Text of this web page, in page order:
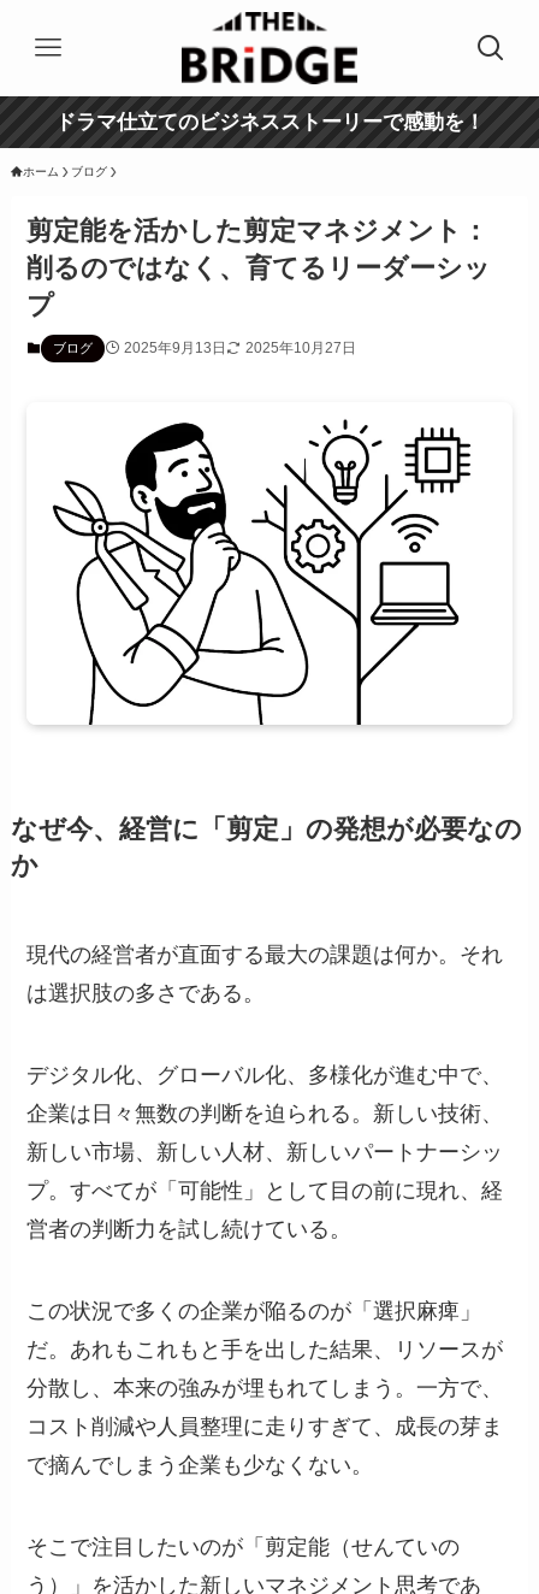
ドラマ仕立てのビジネスストーリーで感動を！
ホーム ブログ
剪定能を活かした剪定マネジメント：
削るのではなく、育てるリーダーシッ
プ
ブログ 2025年9月13日 2025年10月27日
なぜ今、経営に「剪定」の発想が必要なの
か
現代の経営者が直面する最大の課題は何か。それ
は選択肢の多さである。
デジタル化、グローバル化、多様化が進む中で、
企業は日々無数の判断を迫られる。新しい技術、
新しい市場、新しい人材、新しいパートナーシッ
プ。すべてが「可能性」として目の前に現れ、経
営者の判断力を試し続けている。
この状況で多くの企業が陥るのが「選択麻痺」
だ。あれもこれもと手を出した結果、リソースが
分散し、本来の強みが埋もれてしまう。一方で、
コスト削減や人員整理に走りすぎて、成長の芽ま
で摘んでしまう企業も少なくない。
そこで注目したいのが「剪定能（せんていの
う）」を活かした新しいマネジメント思考であ